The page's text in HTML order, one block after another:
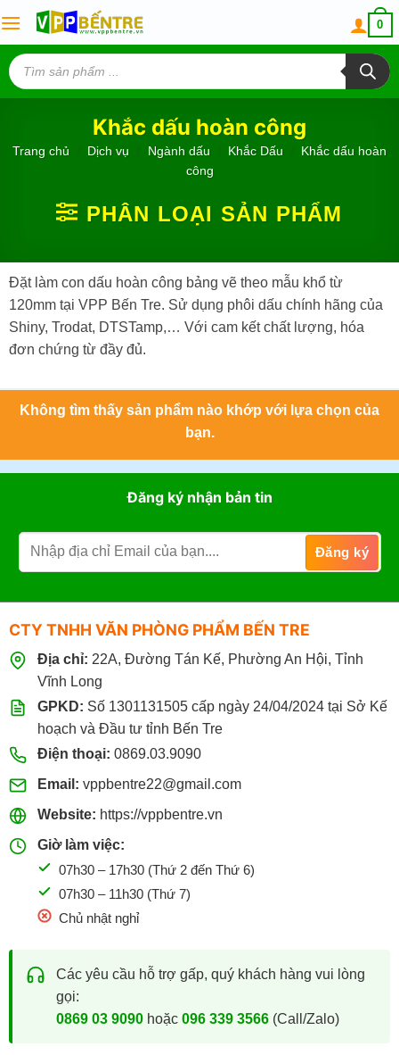
to
content
0
Tìm
kiếm
sản
phẩm
Khắc dấu hoàn công
Trang chủ Dịch vụ Ngành dấu Khắc Dấu
Khắc dấu hoàn
công
PHÂN LOẠI SẢN PHẨM
Đặt làm con dấu hoàn công bảng vẽ theo mẫu khổ từ
120mm tại VPP Bến Tre. Sử dụng phôi dấu chính hãng của
Shiny, Trodat, DTSTamp,… Với cam kết chất lượng, hóa
đơn chứng từ đầy đủ.
Không tìm thấy sản phẩm nào khớp với lựa chọn của
bạn.
Đăng ký nhận bản tin
CTY TNHH VĂN PHÒNG PHẨM BẾN TRE
Địa chỉ: 22A, Đường Tán Kế, Phường An Hội, Tỉnh
Vĩnh Long
GPKD: Số 1301131505 cấp ngày 24/04/2024 tại Sở Kế
hoạch và Đầu tư tỉnh Bến Tre
Điện thoại: 0869.03.9090
Email: vppbentre22@gmail.com
Website: https://vppbentre.vn
Giờ làm việc:
07h30 – 17h30 (Thứ 2 đến Thứ 6)
07h30 – 11h30 (Thứ 7)
Chủ nhật nghỉ
Các yêu cầu hỗ trợ gấp, quý khách hàng vui lòng
gọi:
0869 03 9090hoặc 096 339 3566(Call/Zalo)